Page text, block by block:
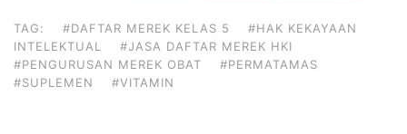
TAG: #DAFTAR MEREK KELAS 5
#HAK KEKAYAAN
INTELEKTUAL
#JASA DAFTAR MEREK HKI
#PENGURUSAN MEREK OBAT
#PERMATAMAS
#SUPLEMEN
#VITAMIN